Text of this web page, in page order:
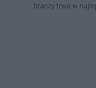
branży trwa w